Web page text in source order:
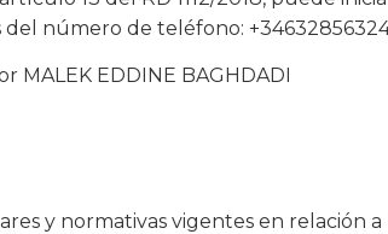
del número de teléfono:
MALEK EDDINE BAGHDADI
y normativas vigentes en